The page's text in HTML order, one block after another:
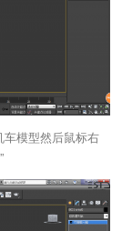
模型然后鼠标右